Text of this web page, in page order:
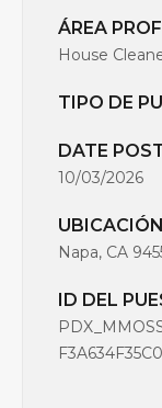
ÁREA
House
TIPO DE
DATE
10/03/2026
UBICACIÓN
Napa, CA
ID DEL